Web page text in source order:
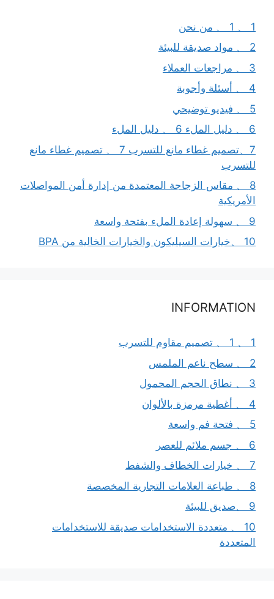
1 、 1 、 من نحن
2 、 مواد صديقة للبيئة
3 、 مراجعات العملاء
4 、 أسئلة وأجوبة
5 、 فيديو توضيحي
6 、 دليل الملء 6 、 دليل الملء
7、تصميم غطاء مانع للتسرب 7 、 تصميم غطاء مانع
للتسرب
8 、 مقاس الزجاجة المعتمدة من إدارة أمن المواصلات
الأمريكية
9 、 سهولة إعادة الملء بفتحة واسعة
10 、خيارات السيليكون والخيارات الخالية من BPA
INFORMATION
1 、 1 、 تصميم مقاوم للتسرب
2 、 سطح ناعم الملمس
3 、 نطاق الحجم المحمول
4 、 أغطية مرمزة بالألوان
5 、 فتحة فم واسعة
6 、 جسم ملائم للعصر
7 、 خيارات الخطاف والشفط
8 、 طباعة العلامات التجارية المخصصة
9 、صديق للبيئة
10 、 متعددة الاستخدامات صديقة للاستخدامات
المتعددة